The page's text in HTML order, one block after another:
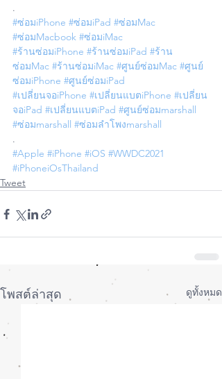
.
#ซ่อมiPhone #ซ่อมiPad #ซ่อมMac
#ซ่อมMacbook #ซ่อมiMac
#ร้านซ่อมiPhone #ร้านซ่อมiPad #ร้าน
ซ่อมMac #ร้านซ่อมiMac #ศูนย์ซ่อมMac #ศูนย์
ซ่อมiPhone #ศูนย์ซ่อมiPad
#เปลี่ยนจอiPhone #เปลี่ยนแบตiPhone #เปลี่ยน
จอiPad #เปลี่ยนแบตiPad #ศูนย์ซ่อมmarshall
#ซ่อมmarshall #ซ่อมลำโพงmarshall
.
#Apple #iPhone #iOS #WWDC2021
#iPhoneiOsThailand
Tweet
โพสต์ล่าสุด ดูทั้งหมด